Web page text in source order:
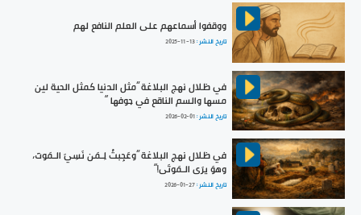
ووقفوا أسماعهم على العلم النافع لهم
تاريخ النشر :2025-11-13
في ظلال نهج البلاغة ”مثل الدنيا كمثل الحية لين
مسها والسم الناقع في جوفها “
تاريخ النشر :2026-02-01
في ظلال نهج البلاغة ”وعَجِبتُ لِـمَن نَسِيَ الـمَوتَ،
وهوَ يرَى الـمَوتَى!“
تاريخ النشر :2026-01-27